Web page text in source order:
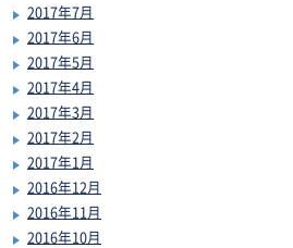
2017年7月
2017年6月
2017年5月
2017年4月
2017年3月
2017年2月
2017年1月
2016年12月
2016年11月
2016年10月